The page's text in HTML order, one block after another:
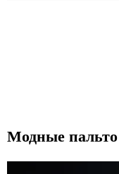
Модные